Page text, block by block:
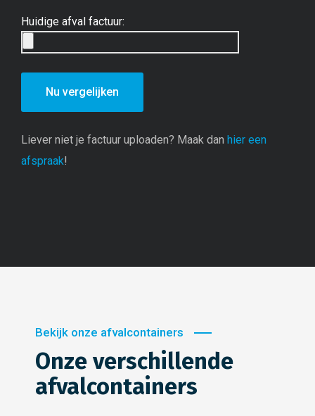
Huidige afval factuur:
Liever niet je factuur uploaden? Maak dan hier een
afspraak!
Bekijk onze afvalcontainers
Onze verschillende
afvalcontainers